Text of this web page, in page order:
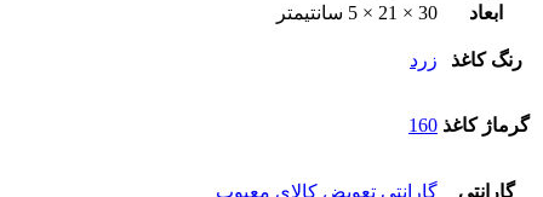
ابعاد
30 × 21 × 5 سانتیمتر
رنگ کاغذ زرد
گرماژ کاغذ 160
گارانتی گارانتی تعویض کالای معیوب